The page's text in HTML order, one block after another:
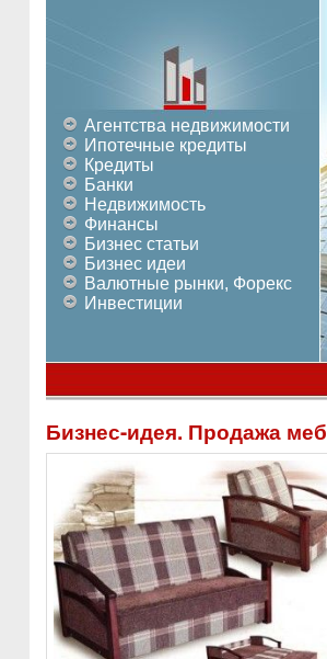
Агентства недвижимости
Ипотечные кредиты
Кредиты
Банки
Недвижимость
Финансы
Бизнес статьи
Бизнес идеи
Валютные рынки, Форекс
Инвестиции
Бизнес-идея. Продажа